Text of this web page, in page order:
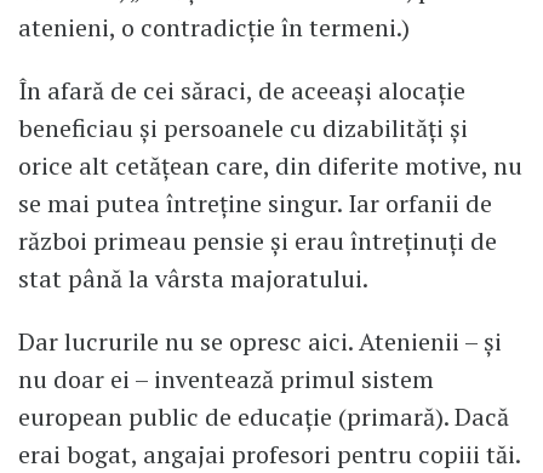
atenieni, o contradicție în termeni.)
În afară de cei săraci, de aceeași alocație
beneficiau și persoanele cu dizabilități și
orice alt cetățean care, din diferite motive, nu
se mai putea întreține singur. Iar orfanii de
război primeau pensie și erau întreținuți de
stat până la vârsta majoratului.
Dar lucrurile nu se opresc aici. Atenienii – și
nu doar ei – inventează primul sistem
european public de educație (primară). Dacă
erai bogat, angajai profesori pentru copiii tăi.